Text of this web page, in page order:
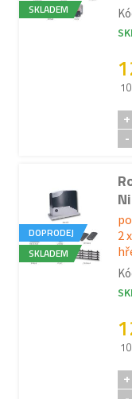
SKLADEM
+
-
DOPRODEJ
SKLADEM
2
+